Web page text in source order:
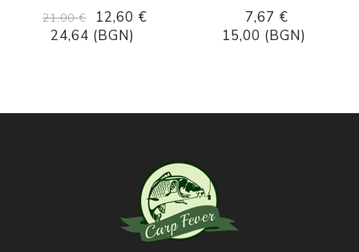
21,00 €
12,60 €
24,64 (BGN)
7,67 €
15,00 (BGN)